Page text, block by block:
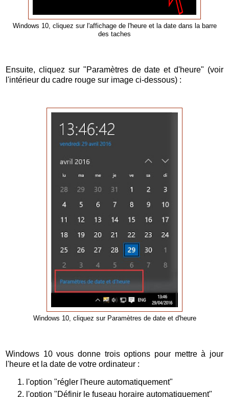
Windows 10, cliquez sur l'affichage de l'heure et la date dans la barre
des taches
Ensuite, cliquez sur "Paramètres de date et d'heure" (voir
l'intérieur du cadre rouge sur image ci-dessous) :
Windows 10, cliquez sur Paramètres de date et d'heure
Windows 10 vous donne trois options pour mettre à jour
l'heure et la date de votre ordinateur :
l'option "régler l'heure automatiquement"
l'option "Définir le fuseau horaire automatiquement"